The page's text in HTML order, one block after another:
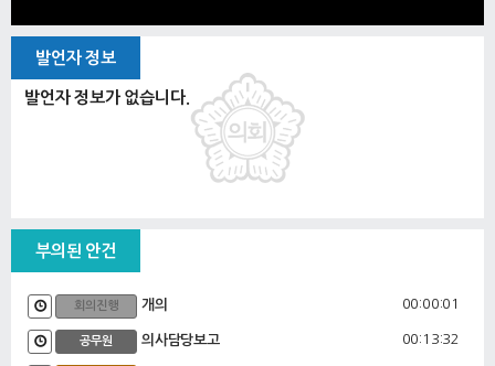
발언자 정보
발언자 정보가 없습니다.
부의된 안건
회의진행 개의 00:00:01
공무원 의사담당보고 00:13:32